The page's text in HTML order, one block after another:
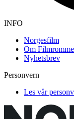
INFO
Norgesfilm
Om
Nyhetsbrev
Personvern
Les vår